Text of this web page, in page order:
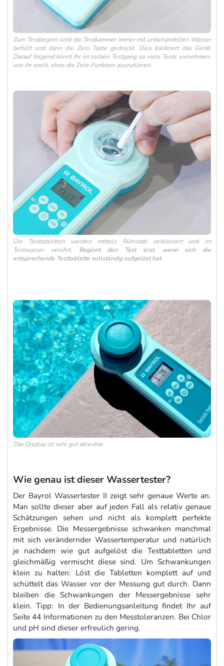
Zum Testbeginn wird die Testkammer immer mit unbehandelten Wasser
befüllt und dann die Zero Taste gedrückt. Dies kalibriert das Gerät.
Darauf folgend könnt Ihr im selben Testgang so viele Tests vornehmen,
wie ihr wollt, ohne die Zero-Funktion auszuführen.
Die Testtabletten werden mittels Rührstab zerkleinert und im
Testwasser verührt. Beginnt den Test erst, wenn sich die
entsprechende Testtablette vollständig aufgelöst hat.
Das Display ist sehr gut ablesbar.
Wie genau ist dieser Wassertester?
Der Bayrol Wassertester II zeigt sehr genaue Werte an.
Man sollte dieser aber auf jeden Fall als relativ genaue
Schätzungen sehen und nicht als komplett perfekte
Ergebnisse. Die Messergebnisse schwanken manchmal
mit sich verändernder Wassertemperatur und natürlich
je nachdem wie gut aufgelöst die Testtabletten und
gleichmäßig vermischt diese sind. Um Schwankungen
klein zu halten: Löst die Tabletten komplett auf und
schüttelt das Wasser vor der Messung gut durch. Dann
bleiben die Schwankungen der Messergebnisse sehr
klein. Tipp: In der Bedienungsanleitung findet Ihr auf
Seite 44 Informationen zu den Messtoleranzen. Bei Chlor
und pH sind dieser erfreulich gering.